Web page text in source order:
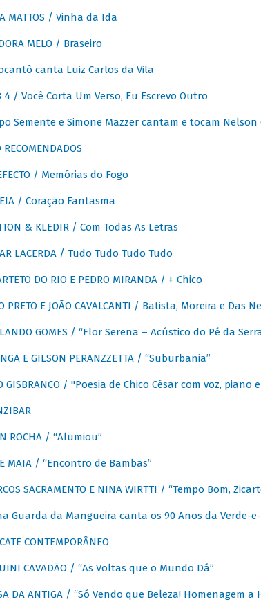
MATTOS / Vinha da Ida
MELO / Braseiro
canta Luiz Carlos da Vila
4 / Você Corta Um Verso, Eu Escrevo Outro
Semente e Simone Mazzer cantam e tocam
RECOMENDADOS
/ Memórias do Fogo
/ Coração Fantasma
& KLEDIR / Com Todas As Letras
LACERDA / Tudo Tudo Tudo Tudo
DO RIO E PEDRO MIRANDA / + Chico
PRETO E JOÃO CAVALCANTI / Batista, Moreira e Das
GOMES / “Flor Serena – Acústico do Pé da
E GILSON PERANZZETTA / “Suburbania”
GISBRANCO / "Poesia de Chico César com voz, piano
ROCHA / “Alumiou”
MAIA / “Encontro de Bambas”
SACRAMENTO E NINA WIRTTI / “Tempo Bom,
Guarda da Mangueira canta os 90 Anos da Verde-
CONTEMPORÂNEO
CAVADÃO / “As Voltas que o Mundo Dá”
DA ANTIGA / “Só Vendo que Beleza! Homenagem a